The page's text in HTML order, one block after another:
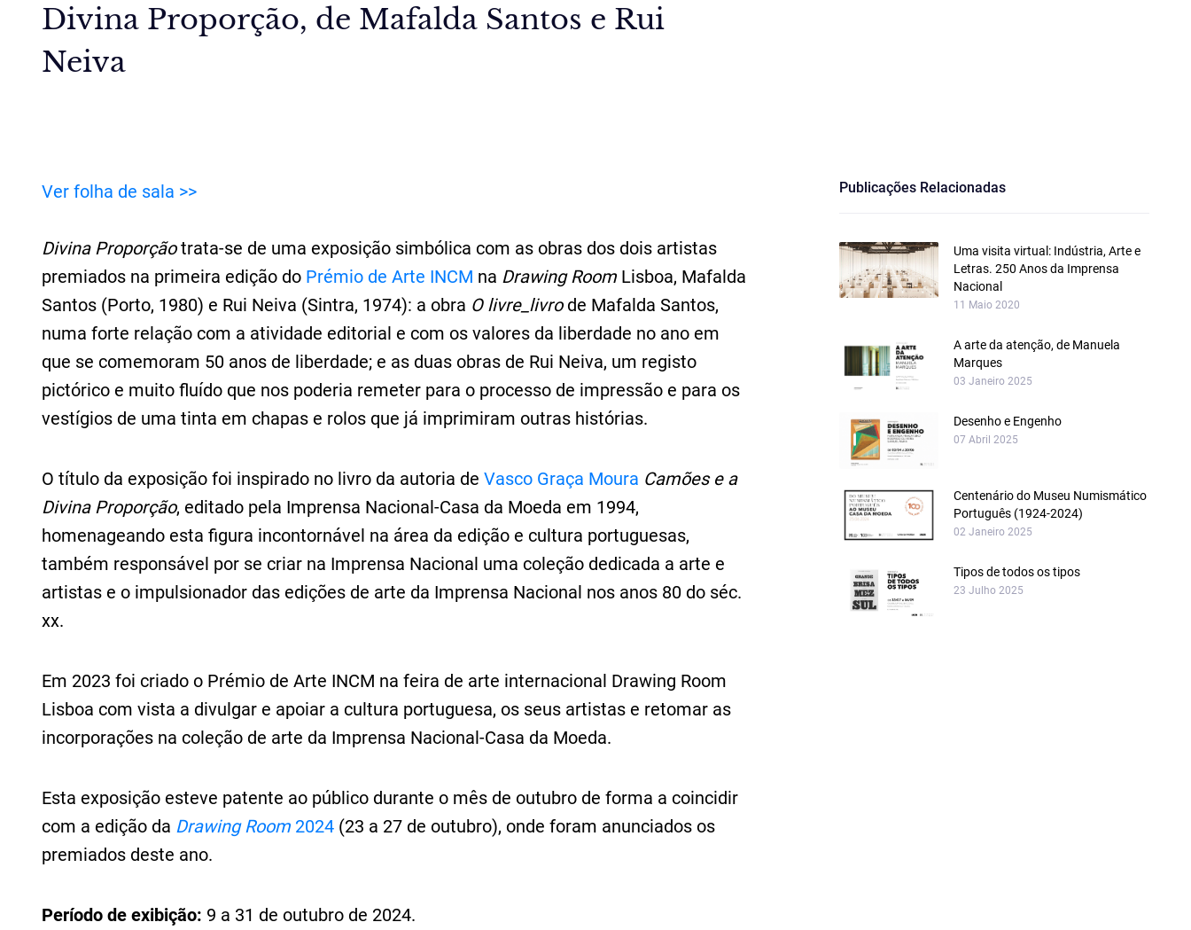
Divina Proporção, de Mafalda Santos e Rui
Neiva
Ver folha de sala >>
Divina Proporçãotrata-se de uma exposição simbólica com as obras dos dois artistas
premiados na primeira edição do Prémio de Arte INCM na Drawing Room Lisboa, Mafalda
Santos (Porto, 1980) e Rui Neiva (Sintra, 1974): a obra O livre_livrode Mafalda Santos,
numa forte relação com a atividade editorial e com os valores da liberdade no ano em
que se comemoram 50 anos de liberdade; e as duas obras de Rui Neiva, um registo
pictórico e muito fluído que nos poderia remeter para o processo de impressão e para os
vestígios de uma tinta em chapas e rolos que já imprimiram outras histórias.
O título da exposição foi inspirado no livro da autoria de Vasco Graça Moura Camões e a
Divina Proporção, editado pela Imprensa Nacional-Casa da Moeda em 1994,
homenageando esta figura incontornável na área da edição e cultura portuguesas,
também responsável por se criar na Imprensa Nacional uma coleção dedicada a arte e
artistas e o impulsionador das edições de arte da Imprensa Nacional nos anos 80 do séc.
xx.
Em 2023 foi criado o Prémio de Arte INCM na feira de arte internacional Drawing Room
Lisboa com vista a divulgar e apoiar a cultura portuguesa, os seus artistas e retomar as
incorporações na coleção de arte da Imprensa Nacional-Casa da Moeda.
Esta exposição esteve patente ao público durante o mês de outubro de forma a coincidir
com a edição da Drawing Room 2024 (23 a 27 de outubro), onde foram anunciados os
premiados deste ano.
Período de exibição: 9 a 31 de outubro de 2024.
Publicações Relacionadas
Uma visita virtual: Indústria, Arte e
Letras. 250 Anos da Imprensa
Nacional
11 Maio 2020
A arte da atenção, de Manuela
Marques
03 Janeiro 2025
Desenho e Engenho
07 Abril 2025
Centenário do Museu Numismático
Português (1924-2024)
02 Janeiro 2025
Tipos de todos os tipos
23 Julho 2025